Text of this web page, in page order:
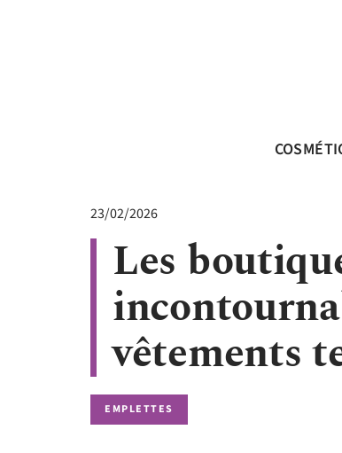
23/02/2026
Les
vêtements
EMPLETTES